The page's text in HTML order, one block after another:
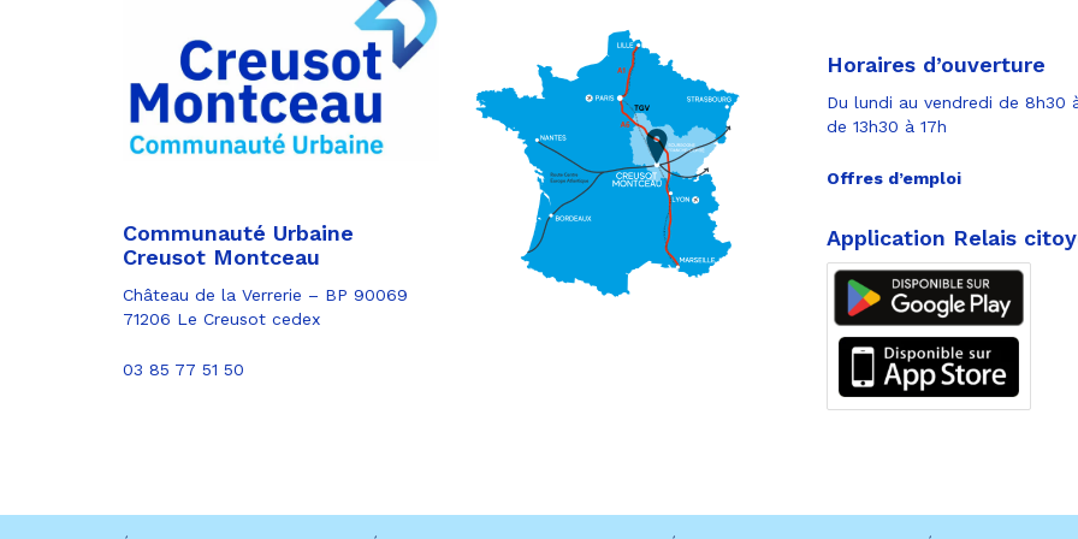
sur
Twitter
Partager
par
Communauté Urbaine
Creusot Montceau
Château de la Verrerie – BP 90069
71206 Le Creusot cedex
03 85 77 51 50
Horaires d’ouverture
Du lundi au vendredi de 8h30
de 13h30 à 17h
Offres d’emploi
Application Relais